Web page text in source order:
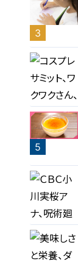
3
4
5